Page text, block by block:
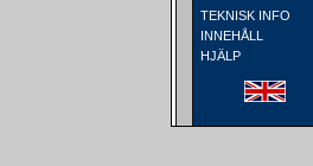
TEKNISK INFO
INNEHÅLL
HJÄLP